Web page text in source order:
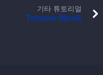
기타 튜토리얼
Telmore Musik